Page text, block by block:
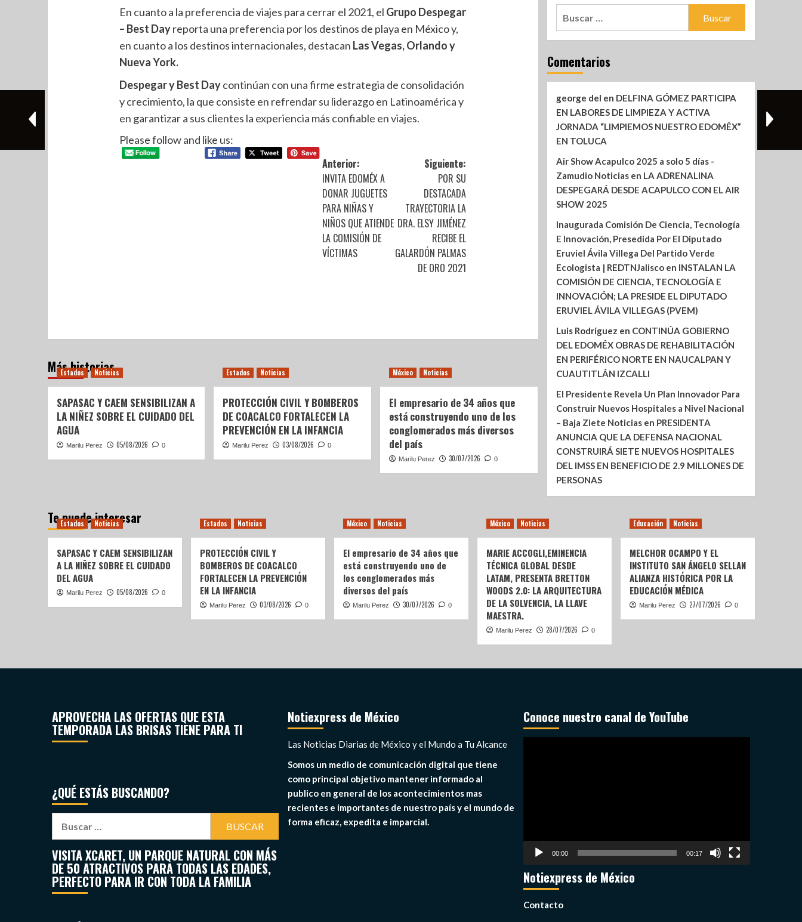
En cuanto a la preferencia de viajes para cerrar el 2021, el Grupo Despegar
– Best Dayreporta una preferencia por los destinos de playa en México y,
en cuanto a los destinos internacionales, destacan Las Vegas, Orlando y
Nueva York.
Despegar y Best Daycontinúan con una firme estrategia de consolidación
y crecimiento, la que consiste en refrendar su liderazgo en Latinoamérica y
en garantizar a sus clientes la experiencia más confiable en viajes.
Please follow and like us:
Anterior:
INVITA EDOMÉX A
DONAR JUGUETES
PARA NIÑAS Y
NIÑOS QUE ATIENDE
LA COMISIÓN DE
VÍCTIMAS
Siguiente:
POR SU
DESTACADA
TRAYECTORIA LA
DRA. ELSY JIMÉNEZ
RECIBE EL
GALARDÓN PALMAS
DE ORO 2021
Más historias
Estados Noticias
SAPASAC Y CAEM SENSIBILIZAN A
LA NIÑEZ SOBRE EL CUIDADO DEL
AGUA
Marilu Perez 05/08/2026 0
Estados Noticias
PROTECCIÓN CIVIL Y BOMBEROS
DE COACALCO FORTALECEN LA
PREVENCIÓN EN LA INFANCIA
Marilu Perez 03/08/2026 0
México Noticias
El empresario de 34 años que
está construyendo uno de los
conglomerados más diversos
del país
Marilu Perez 30/07/2026 0
Comentarios
george del en DELFINA GÓMEZ PARTICIPA
EN LABORES DE LIMPIEZA Y ACTIVA
JORNADA “LIMPIEMOS NUESTRO EDOMÉX”
EN TOLUCA
Air Show Acapulco 2025 a solo 5 días -
Zamudio Noticiasen LA ADRENALINA
DESPEGARÁ DESDE ACAPULCO CON EL AIR
SHOW 2025
Inaugurada Comisión De Ciencia, Tecnología
E Innovación, Presedida Por El Diputado
Eruviel Ávila Villega Del Partido Verde
Ecologista | REDTNJaliscoen INSTALAN LA
COMISIÓN DE CIENCIA, TECNOLOGÍA E
INNOVACIÓN; LA PRESIDE EL DIPUTADO
ERUVIEL ÁVILA VILLEGAS (PVEM)
Luis Rodríguez en CONTINÚA GOBIERNO
DEL EDOMÉX OBRAS DE REHABILITACIÓN
EN PERIFÉRICO NORTE EN NAUCALPAN Y
CUAUTITLÁN IZCALLI
El Presidente Revela Un Plan Innovador Para
Construir Nuevos Hospitales a Nivel Nacional
– Baja Ziete Noticiasen PRESIDENTA
ANUNCIA QUE LA DEFENSA NACIONAL
CONSTRUIRÁ SIETE NUEVOS HOSPITALES
DEL IMSS EN BENEFICIO DE 2.9 MILLONES DE
PERSONAS
Te puede interesar
Estados Noticias
SAPASAC Y CAEM SENSIBILIZAN
A LA NIÑEZ SOBRE EL CUIDADO
DEL AGUA
Marilu Perez 05/08/2026 0
Estados Noticias
PROTECCIÓN CIVIL Y
BOMBEROS DE COACALCO
FORTALECEN LA PREVENCIÓN
EN LA INFANCIA
Marilu Perez 03/08/2026 0
México Noticias
El empresario de 34 años que
está construyendo uno de
los conglomerados más
diversos del país
Marilu Perez 30/07/2026 0
México Noticias
MARIE ACCOGLI,EMINENCIA
TÉCNICA GLOBAL DESDE
LATAM, PRESENTA BRETTON
WOODS 2.0: LA ARQUITECTURA
DE LA SOLVENCIA, LA LLAVE
MAESTRA.
Marilu Perez 28/07/2026 0
Educación Noticias
MELCHOR OCAMPO Y EL
INSTITUTO SAN ÁNGELO SELLAN
ALIANZA HISTÓRICA POR LA
EDUCACIÓN MÉDICA
Marilu Perez 27/07/2026 0
APROVECHA LAS OFERTAS QUE ESTA
TEMPORADA LAS BRISAS TIENE PARA TI
¿QUÉ ESTÁS BUSCANDO?
VISITA XCARET, UN PARQUE NATURAL CON MÁS
DE 50 ATRACTIVOS PARA TODAS LAS EDADES,
PERFECTO PARA IR CON TODA LA FAMILIA
Notiexpress de México
Las Noticias Diarias de México y el Mundo a Tu Alcance
Somos un medio de comunicación digital que tiene
como principal objetivo mantener informado al
publico en general de los acontecimientos mas
recientes e importantes de nuestro país y el mundo de
forma eficaz, expedita e imparcial.
Conoce nuestro canal de YouTube
00:00 00:17
Notiexpress de México
Contacto